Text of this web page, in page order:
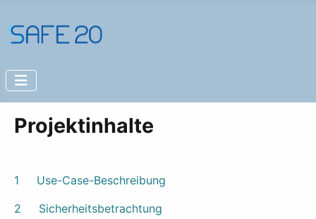
Projektinhalte
1 Use-Case-Beschreibung
2 Sicherheitsbetrachtung